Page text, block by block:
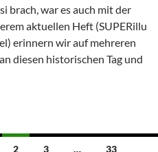
brach, war es auch mit der
aktuellen Heft (SUPERillu
erinnern wir auf mehreren
diesen historischen Tag und
2 3 … 33